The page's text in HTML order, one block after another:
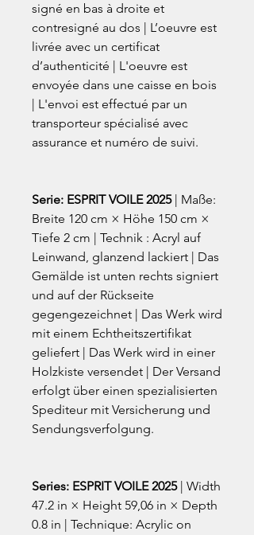
signé en bas à droite et
contresigné au dos | L’oeuvre est
livrée avec un certificat
d’authenticité | L'oeuvre est
envoyée dans une caisse en bois
| L'envoi est effectué par un
transporteur spécialisé avec
assurance et numéro de suivi.
Serie: ESPRIT VOILE 2025| Maße:
Breite 120 cm × Höhe 150 cm ×
Tiefe 2 cm | Technik : Acryl auf
Leinwand, glanzend lackiert | Das
Gemälde ist unten rechts signiert
und auf der Rückseite
gegengezeichnet | Das Werk wird
mit einem Echtheitszertifikat
geliefert | Das Werk wird in einer
Holzkiste versendet | Der Versand
erfolgt über einen spezialisierten
Spediteur mit Versicherung und
Sendungsverfolgung.
Series: ESPRIT VOILE 2025| Width
47.2 in × Height 59,06 in × Depth
0.8 in | Technique: Acrylic on